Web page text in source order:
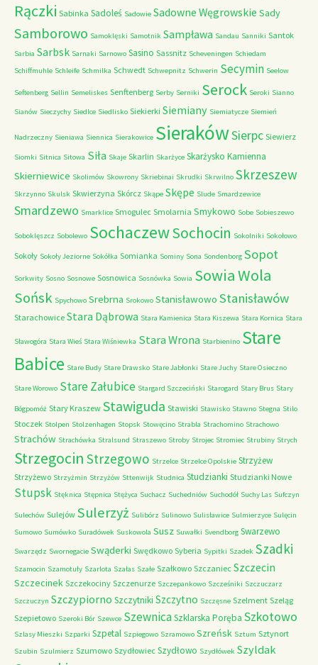
Rączki Sabinka Sadoleś Sadowie Sadowne Węgrowskie Sady
Samborowo Samoklęski Samotnik Sampława Sandau Sanniki Santok
Sarbia Sarbsk Sarnaki Sarnowo Sasino Sassnitz Scheveningen Schiedam
Schiffmuhle Schleife Schmilka Schwedt Schwepnitz Schwerin Secymin Seelow
Seftenberg Sellin Semeliskes Senftenberg Serby Serniki Serock Seroki Sianno
Sianów Sieczychy Siedlce Siedlisko Siekierki Siemiany Siemiatycze Siemień
Nadrzeczny Sieniawa Siennica Sierakowice SierakówSierpc Siewierz
Siomki Sitnica Sitowa Siła Skaje Skarlin Skarżyce Skarżysko Kamienna
Skierniewice Skolimów Skowrony Skriebinai Skrudki Skrwilno Skrzeszew
Skrzynno Skulsk Skwierzyna Skórcz Skąpe Skępe Slude Smardzewice
Smardzewo Smarklice Smogulec Smolarnia Smykowo Sobe Sobieszewo
Soboklęszcz Sobolewo SochaczewSochocin Sokolniki Sokołowo
Sokoły Sokoły Jeziorne Sokółka Somianka Sominy Sona Sondenborg Sopot
Sorkwity Sosno Sosnowe Sosnowica Sosnówka Sowia Sowia Wola
Sońsk Spychowo Srebrna Srokowo Stanisławowo Stanisławów
Starachowice Stara Dąbrowa Stara Kamienica Stara Kiszewa Stara Kornica Stara
Sławogóra Stara Wieś Stara Wiśniewka Stara Wrona Starbienino Stare
Babice Stare Budy Stare Drawsko Stare Jabłonki Stare Juchy Stare Osieczno
Stare Worowo Stare Załubice Stargard Szczeciński Starogard Stary Brus Stary
Bógpomóż Stary Kraszew Stawiguda Stawiski Stawisko Stawno Stegna Stilo
Stoczek Stolpen Stolzenhagen Stopsk Stowęcino Strabla Strachomino Strachowo
Strachów Strachówka Stralsund Straszewo Stroby Strojec Stromiec Strubiny Strych
Strzegocin Strzegowo Strzelce Strzelce Opolskie Strzyżew
Strzyżewo Strzyżmin Strzyżów Sttenwijk Studnica Studzianki Studzianki Nowe
Stupsk Stęknica Stępnica Stężyca Suchacz Suchedniów Suchodół Suchy Las Sufczyn
Sulechów Sulejów Sulerzyż Sulibórz Sulinowo Sulisławice Sulmierzyce Sulęcin
Sumowo Sumówko Suradówek Suskowola Susz Suwałki Svendborg Swarzewo
Swarzędz Swornegacie Swąderki Swędkowo Syberia Sypitki Szadek Szadki
Szamocin Szamotuły Szarlota Szałas Szałe Szałkowo Szczaniec Szczecin
Szczecinek Szczekociny Szczenurze Szczepankowo Szcześniki Szczuczarz
Szczuczyn Szczypiorno Szczytniki Szczytno Szczęsne Szelment Szeląg
Szepietowo Szeroki Bór Szewce SzewnicaSzklarska Poręba Szkotowo
Szlasy Mieszki Szparki Szpetal Szpiegowo Szramowo Szreńsk Sztum Sztynort
Szubin Szulmierz Szumowo Szydłowiec Szydłowo Szydłówek Szyldak